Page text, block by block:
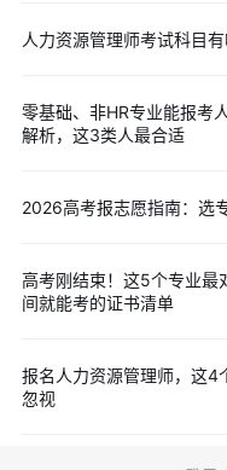
以上就是“人力资源管
料小编会整理成PDF文档
学习~
人力资源管理师考试科目
零基础、非HR专业能报考
解析，这3类人最合适
2026高考报志愿指南：选
高考刚结束！这5个专业最
间就能考的证书清单
报名人力资源管理师，这4
忽视